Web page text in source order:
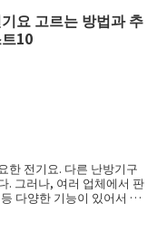
요 고르는 방법과 추
10
한 전기요. 다른 난방기구
. 그러나, 여러 업체에서 판
다양한 기능이 있어서 선